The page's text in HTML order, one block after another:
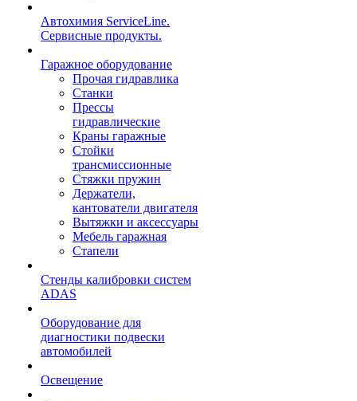
Автохимия ServiceLine.
Сервисные продукты.
Гаражное оборудование
Прочая гидравлика
Станки
Прессы
гидравлические
Краны гаражные
Стойки
трансмиссионные
Стяжки пружин
Держатели,
кантователи двигателя
Вытяжки и аксессуары
Мебель гаражная
Стапели
Стенды калибровки систем
ADAS
Оборудование для
диагностики подвески
автомобилей
Освещение